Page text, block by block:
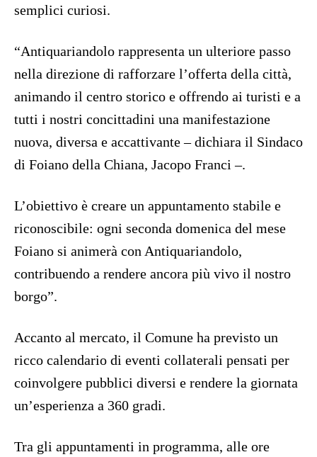
semplici curiosi.
“Antiquariandolo rappresenta un ulteriore passo
nella direzione di rafforzare l’offerta della città,
animando il centro storico e offrendo ai turisti e a
tutti i nostri concittadini una manifestazione
nuova, diversa e accattivante – dichiara il Sindaco
di Foiano della Chiana, Jacopo Franci –.
L’obiettivo è creare un appuntamento stabile e
riconoscibile: ogni seconda domenica del mese
Foiano si animerà con Antiquariandolo,
contribuendo a rendere ancora più vivo il nostro
borgo”.
Accanto al mercato, il Comune ha previsto un
ricco calendario di eventi collaterali pensati per
coinvolgere pubblici diversi e rendere la giornata
un’esperienza a 360 gradi.
Tra gli appuntamenti in programma, alle ore